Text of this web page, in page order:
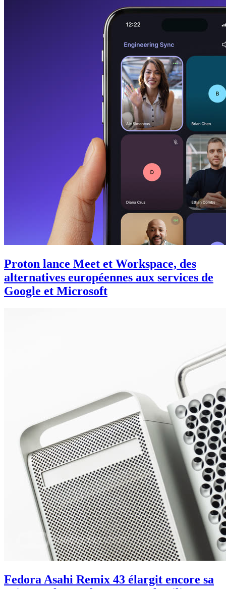
Proton lance Meet et Workspace, des
alternatives européennes aux services de
Google et Microsoft
Fedora Asahi Remix 43 élargit encore sa